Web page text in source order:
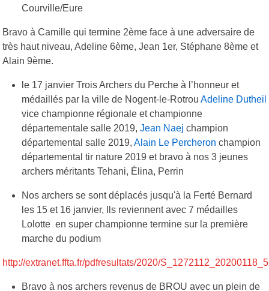
Courville/Eure
Bravo à Camille qui termine 2ème face à une adversaire de
très haut niveau, Adeline 6ème, Jean 1er, Stéphane 8ème et
Alain 9ème.
le 17 janvier Trois Archers du Perche à l’honneur et
médaillés par la ville de Nogent-le-Rotrou Adeline Dutheil
vice championne régionale et championne
départementale salle 2019, Jean Naej champion
départemental salle 2019, Alain Le Percheron champion
départemental tir nature 2019 et bravo à nos 3 jeunes
archers méritants Tehani, Élina, Perrin
Nos archers se sont déplacés jusqu'à la Ferté Bernard
les 15 et 16 janvier, Ils reviennent avec 7 médailles
Lolotte en super championne termine sur la première
marche du podium
http://extranet.ffta.fr/pdfresultats/2020/
Bravo à nos archers revenus de BROU avec un plein de